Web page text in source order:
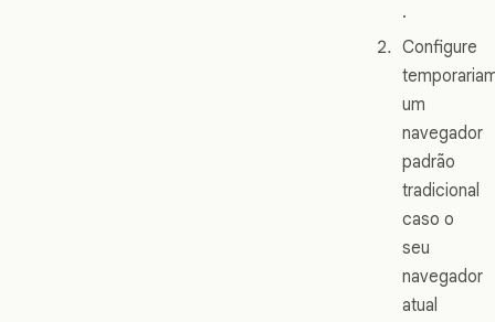
.
Configure
um
navegador
padrão
tradicional
caso o
seu
navegador
atual